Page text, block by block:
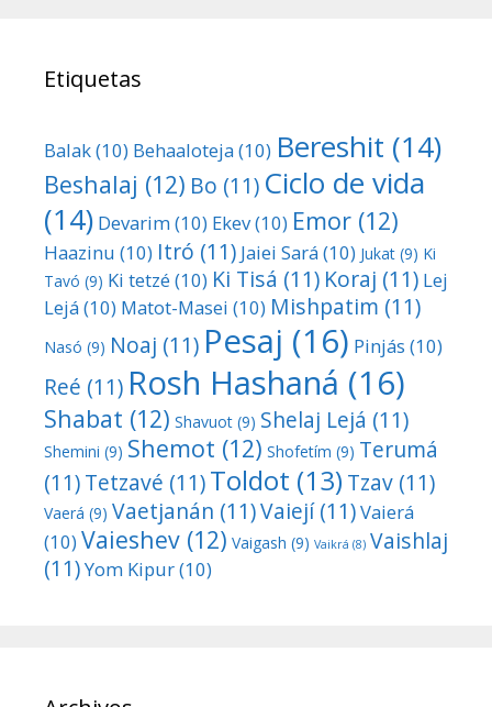
Etiquetas
Balak(10) Behaaloteja(10) Bereshit (14)
Beshalaj (12) Bo (11) Ciclo de vida
(14) Devarim(10) Ekev(10) Emor (12)
Haazinu (10) Itró (11) Jaiei Sará(10) Jukat (9) Ki
Tavó (9) Ki tetzé(10) Ki Tisá (11) Koraj (11) Lej
Lejá(10) Matot-Masei (10) Mishpatim (11)
Nasó (9) Noaj (11) Pesaj (16) Pinjás (10)
Reé (11) Rosh Hashaná (16)
Shabat (12) Shavuot (9) Shelaj Lejá (11)
Shemini (9) Shemot (12) Shofetím (9) Terumá
(11)Tetzavé (11)Toldot (13) Tzav (11)
Vaerá (9) Vaetjanán (11)Vaiejí(11)Vaierá
(10) Vaieshev (12) Vaigash (9) Vaikrá (8) Vaishlaj
(11)Yom Kipur(10)